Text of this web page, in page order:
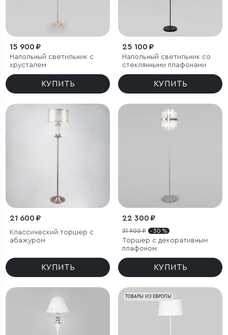
15 900 ₽
Напольный светильник с
хрусталем
КУПИТЬ
25 100 ₽
Напольный светильник со
стеклянными плафонами
КУПИТЬ
21 600 ₽
Классический торшер с
абажуром
КУПИТЬ
22 300 ₽
31 900 ₽ - 30 %
Торшер с декоративным
плафоном
КУПИТЬ
ТОВАРЫ ИЗ ЕВРОПЫ